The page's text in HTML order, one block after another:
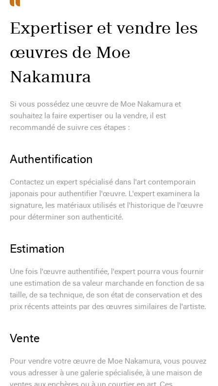
Expertiser et vendre les
œuvres de Moe
Nakamura
Si vous possédez une œuvre de Moe Nakamura et
souhaitez la faire expertiser ou la vendre, il est
recommandé de suivre ces étapes :
Authentification
Contactez un expert spécialisé dans l'art contemporain
japonais pour authentifier l'œuvre. L'expert examinera la
signature, les matériaux utilisés et l'historique de l'œuvre
pour déterminer son authenticité.
Estimation
Une fois l'œuvre authentifiée, l'expert pourra vous fournir
une estimation de sa valeur marchande en fonction de sa
taille, de sa technique, de son état de conservation et des
prix récents atteints par des œuvres similaires de l'artiste.
Vente
Pour vendre votre œuvre de Moe Nakamura, vous pouvez
vous adresser à une galerie spécialisée, à une maison de